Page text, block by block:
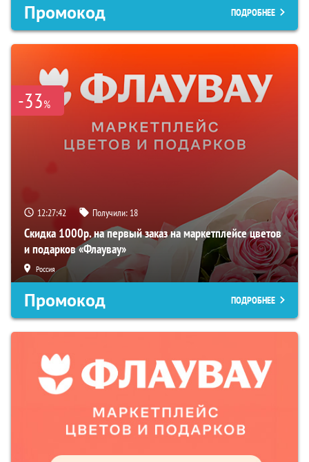
Промокод ПОДРОБНЕЕ
-33%
12:27:42 Получили: 18
Скидка 1000р. на первый заказ на маркетплейсе цветов
и подарков «Флаувау»
Россия
Промокод ПОДРОБНЕЕ